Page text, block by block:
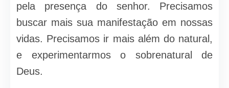
pela presença do senhor. Precisamos
buscar mais sua manifestação em nossas
vidas. Precisamos ir mais além do natural,
e experimentarmos o sobrenatural de
Deus.